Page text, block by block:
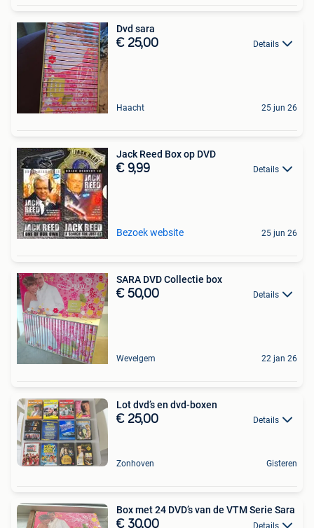
Dvd sara
€ 25,00 Details
Haacht 25 jun 26
Jack Reed Box op DVD
€ 9,99 Details
Bezoek website 25 jun 26
SARA DVD Collectie box
€ 50,00 Details
Wevelgem 22 jan 26
Lot dvd’s en dvd-boxen
€ 25,00 Details
Zonhoven Gisteren
Box met 24 DVD’s van de VTM Serie Sara
€ 30,00 Details